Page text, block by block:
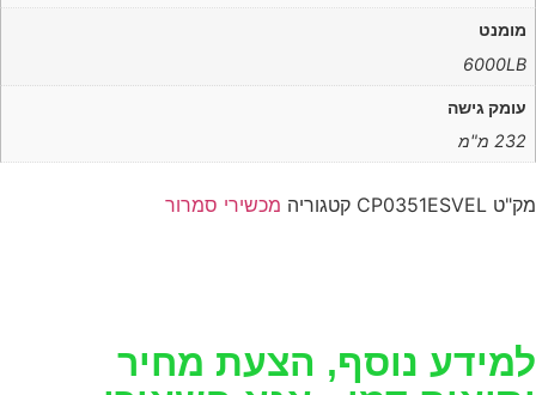
מומנט
6000LB
עומק גישה
232 מ"מ
מק"ט CP0351ESVEL קטגוריה מכשירי סמרור
למידע נוסף, הצעת מחיר